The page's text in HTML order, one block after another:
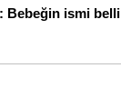
Bebeğin ismi belli